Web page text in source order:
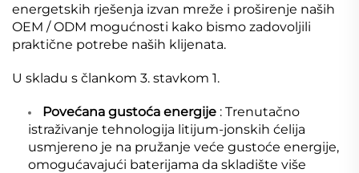
energetskih rješenja izvan mreže i proširenje naših
OEM / ODM mogućnosti kako bismo zadovoljili
praktične potrebe naših klijenata.
U skladu s člankom 3. stavkom 1.
Povećana gustoća energije : Trenutačno
istraživanje tehnologija litijum-jonskih ćelija
usmjereno je na pružanje veće gustoće energije,
omogućavajući baterijama da skladište više